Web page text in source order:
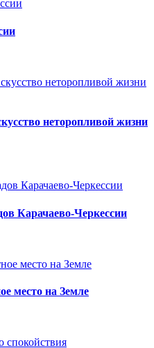
неторопливой жизни
Карачаево-Черкессии
место на Земле